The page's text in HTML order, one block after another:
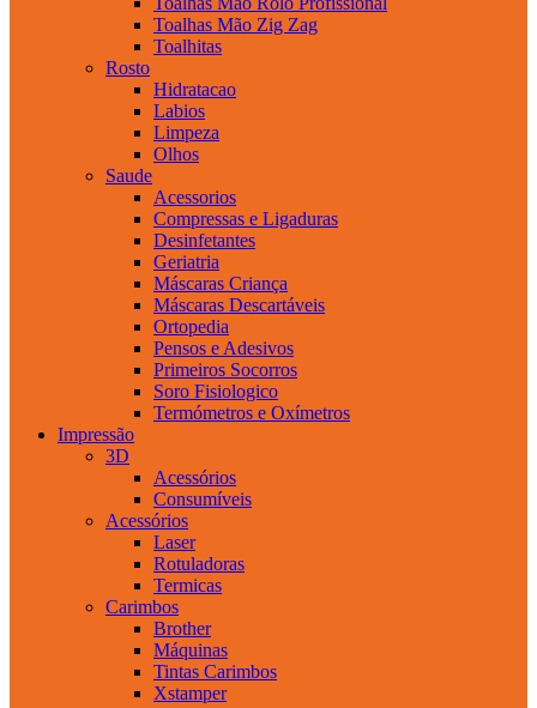
Toalhas Mão Zig Zag
Toalhitas
Rosto
Hidratacao
Labios
Limpeza
Olhos
Saude
Acessorios
Compressas e Ligaduras
Desinfetantes
Geriatria
Máscaras Criança
Máscaras Descartáveis
Ortopedia
Pensos e Adesivos
Primeiros Socorros
Soro Fisiologico
Termómetros e Oxímetros
Impressão
3D
Acessórios
Consumíveis
Acessórios
Laser
Rotuladoras
Termicas
Carimbos
Brother
Máquinas
Tintas Carimbos
Xstamper